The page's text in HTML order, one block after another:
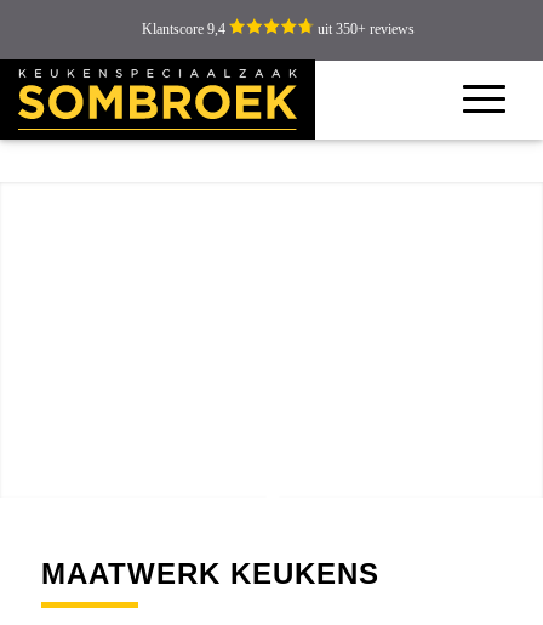
Klantscore 9,4 uit 350+ reviews
MAATWERK KEUKENS